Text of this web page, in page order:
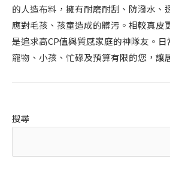
的人造布料，擁有耐磨耐刮、防潑水、
應對毛孩、孩童造成的髒污。相較真皮
是追求高CP值與質感家庭的神隊友。
寵物、小孩、忙碌及預算有限的您，讓
搜尋